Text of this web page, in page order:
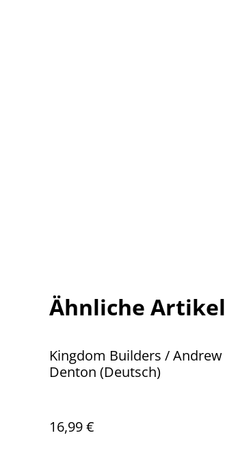
Ähnliche Artikel
Kingdom Builders / Andrew
Denton (Deutsch)
16,99 €